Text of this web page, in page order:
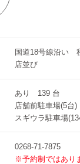
国道18号線沿い
店並び
あり 139 台
店舗前駐車場(5台)
スギウラ駐車場
0268-71-7875
※予約制ではあり